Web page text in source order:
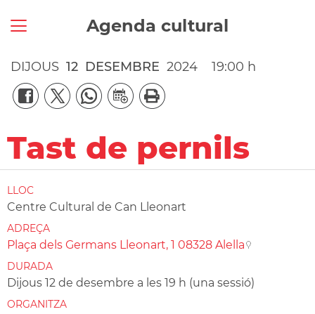
Agenda cultural
DIJOUS 12 DESEMBRE 2024 19:00 h
Tast de pernils
LLOC
Centre Cultural de Can Lleonart
ADREÇA
Plaça dels Germans Lleonart, 1 08328 Alella
DURADA
Dijous 12 de desembre a les 19 h (una sessió)
ORGANITZA